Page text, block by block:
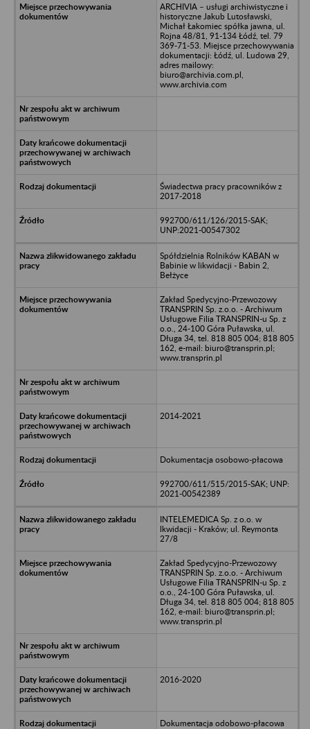
ARCHIVIA – usługi archiwistyczne i
historyczne Jakub Lutosławski,
Michał Łakomiec spółka jawna, ul.
Rojna 48/81, 91-134 Łódź, tel. 79
369-71-53. Miejsce przechowywania
dokumentacji: Łódź, ul. Ludowa 29,
adres mailowy:
biuro@archivia.com.pl,
www.archivia.com
Świadectwa pracy pracowników z
2017-2018
992700/611/126/2015-SAK;
UNP:2021-00547302
Spółdzielnia Rolników KABAN w
Babinie w likwidacji - Babin 2,
Bełżyce
Zakład Spedycyjno-Przewozowy
TRANSPRIN Sp. z.o.o. - Archiwum
Usługowe Filia TRANSPRIN-u Sp. z
o.o., 24-100 Góra Puławska, ul.
Długa 34, tel. 818 805 004; 818 805
162, e-mail: biuro@transprin.pl;
www.transprin.pl
2014-2021
Dokumentacja osobowo-płacowa
992700/611/515/2015-SAK; UNP:
2021-00542389
INTELEMEDICA Sp. z o.o. w
lkwidacji - Kraków; ul. Reymonta
27/8
Zakład Spedycyjno-Przewozowy
TRANSPRIN Sp. z.o.o. - Archiwum
Usługowe Filia TRANSPRIN-u Sp. z
o.o., 24-100 Góra Puławska, ul.
Długa 34, tel. 818 805 004; 818 805
162, e-mail: biuro@transprin.pl;
www.transprin.pl
2016-2020
Dokumentacja odobowo-płacowa